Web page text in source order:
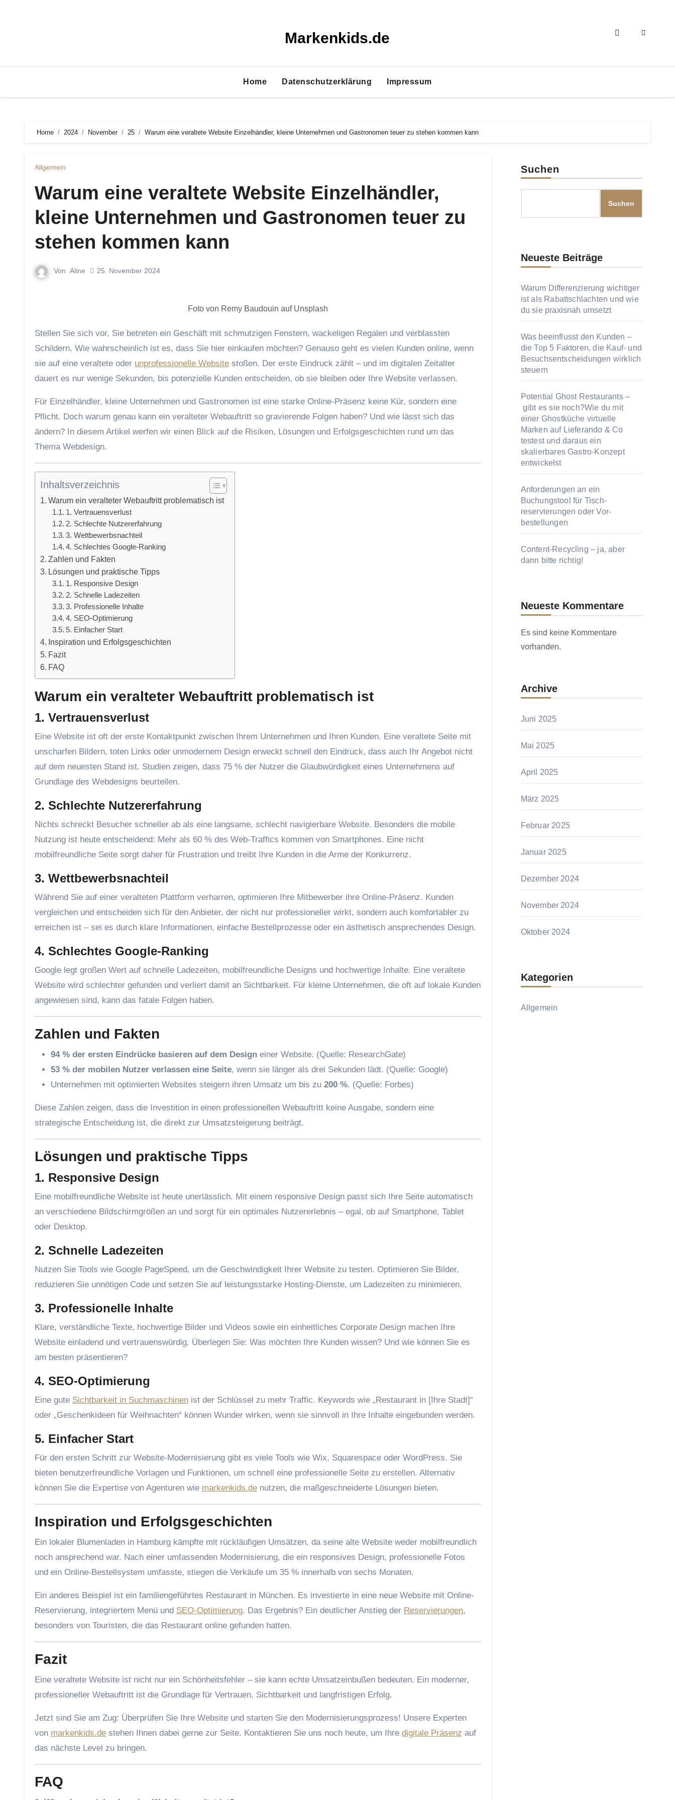
Markenkids.de
Home Datenschutzerklärung Impressum
Home 2024 November 25 Warum eine veraltete Website Einzelhändler, kleine Unternehmen und Gastronomen teuer zu stehen kommen kann
Allgemein
Warum eine veraltete Website Einzelhändler,
kleine Unternehmen und Gastronomen teuer zu
stehen kommen kann
Von Aline 25. November 2024
Foto von Remy Baudouin auf Unsplash
Stellen Sie sich vor, Sie betreten ein Geschäft mit schmutzigen Fenstern, wackeligen Regalen und verblassten
Schildern. Wie wahrscheinlich ist es, dass Sie hier einkaufen möchten? Genauso geht es vielen Kunden online, wenn
sie auf eine veraltete oder unprofessionelle Website stoßen. Der erste Eindruck zählt – und im digitalen Zeitalter
dauert es nur wenige Sekunden, bis potenzielle Kunden entscheiden, ob sie bleiben oder Ihre Website verlassen.
Für Einzelhändler, kleine Unternehmen und Gastronomen ist eine starke Online-Präsenz keine Kür, sondern eine
Pflicht. Doch warum genau kann ein veralteter Webauftritt so gravierende Folgen haben? Und wie lässt sich das
ändern? In diesem Artikel werfen wir einen Blick auf die Risiken, Lösungen und Erfolgsgeschichten rund um das
Thema Webdesign.
Inhaltsverzeichnis
Warum ein veralteter Webauftritt problematisch ist
1. Vertrauensverlust
2. Schlechte Nutzererfahrung
3. Wettbewerbsnachteil
4. Schlechtes Google-Ranking
Zahlen und Fakten
Lösungen und praktische Tipps
1. Responsive Design
2. Schnelle Ladezeiten
3. Professionelle Inhalte
4. SEO-Optimierung
5. Einfacher Start
Inspiration und Erfolgsgeschichten
Fazit
FAQ
Warum ein veralteter Webauftritt problematisch ist
1. Vertrauensverlust
Eine Website ist oft der erste Kontaktpunkt zwischen Ihrem Unternehmen und Ihren Kunden. Eine veraltete Seite mit
unscharfen Bildern, toten Links oder unmodernem Design erweckt schnell den Eindruck, dass auch Ihr Angebot nicht
auf dem neuesten Stand ist. Studien zeigen, dass 75 % der Nutzer die Glaubwürdigkeit eines Unternehmens auf
Grundlage des Webdesigns beurteilen.
2. Schlechte Nutzererfahrung
Nichts schreckt Besucher schneller ab als eine langsame, schlecht navigierbare Website. Besonders die mobile
Nutzung ist heute entscheidend: Mehr als 60 % des Web-Traffics kommen von Smartphones. Eine nicht
mobilfreundliche Seite sorgt daher für Frustration und treibt Ihre Kunden in die Arme der Konkurrenz.
3. Wettbewerbsnachteil
Während Sie auf einer veralteten Plattform verharren, optimieren Ihre Mitbewerber ihre Online-Präsenz. Kunden
vergleichen und entscheiden sich für den Anbieter, der nicht nur professioneller wirkt, sondern auch komfortabler zu
erreichen ist – sei es durch klare Informationen, einfache Bestellprozesse oder ein ästhetisch ansprechendes Design.
4. Schlechtes Google-Ranking
Google legt großen Wert auf schnelle Ladezeiten, mobilfreundliche Designs und hochwertige Inhalte. Eine veraltete
Website wird schlechter gefunden und verliert damit an Sichtbarkeit. Für kleine Unternehmen, die oft auf lokale Kunden
angewiesen sind, kann das fatale Folgen haben.
Zahlen und Fakten
94 % der ersten Eindrücke basieren auf dem Design einer Website. (Quelle: ResearchGate)
53 % der mobilen Nutzer verlassen eine Seite, wenn sie länger als drei Sekunden lädt. (Quelle: Google)
Unternehmen mit optimierten Websites steigern ihren Umsatz um bis zu 200 %. (Quelle: Forbes)
Diese Zahlen zeigen, dass die Investition in einen professionellen Webauftritt keine Ausgabe, sondern eine
strategische Entscheidung ist, die direkt zur Umsatzsteigerung beiträgt.
Lösungen und praktische Tipps
1. Responsive Design
Eine mobilfreundliche Website ist heute unerlässlich. Mit einem responsive Design passt sich Ihre Seite automatisch
an verschiedene Bildschirmgrößen an und sorgt für ein optimales Nutzererlebnis – egal, ob auf Smartphone, Tablet
oder Desktop.
2. Schnelle Ladezeiten
Nutzen Sie Tools wie Google PageSpeed, um die Geschwindigkeit Ihrer Website zu testen. Optimieren Sie Bilder,
reduzieren Sie unnötigen Code und setzen Sie auf leistungsstarke Hosting-Dienste, um Ladezeiten zu minimieren.
3. Professionelle Inhalte
Klare, verständliche Texte, hochwertige Bilder und Videos sowie ein einheitliches Corporate Design machen Ihre
Website einladend und vertrauenswürdig. Überlegen Sie: Was möchten Ihre Kunden wissen? Und wie können Sie es
am besten präsentieren?
4. SEO-Optimierung
Eine gute Sichtbarkeit in Suchmaschinen ist der Schlüssel zu mehr Traffic. Keywords wie „Restaurant in [Ihre Stadt]“
oder „Geschenkideen für Weihnachten“ können Wunder wirken, wenn sie sinnvoll in Ihre Inhalte eingebunden werden.
5. Einfacher Start
Für den ersten Schritt zur Website-Modernisierung gibt es viele Tools wie Wix, Squarespace oder WordPress. Sie
bieten benutzerfreundliche Vorlagen und Funktionen, um schnell eine professionelle Seite zu erstellen. Alternativ
können Sie die Expertise von Agenturen wie markenkids.de nutzen, die maßgeschneiderte Lösungen bieten.
Inspiration und Erfolgsgeschichten
Ein lokaler Blumenladen in Hamburg kämpfte mit rückläufigen Umsätzen, da seine alte Website weder mobilfreundlich
noch ansprechend war. Nach einer umfassenden Modernisierung, die ein responsives Design, professionelle Fotos
und ein Online-Bestellsystem umfasste, stiegen die Verkäufe um 35 % innerhalb von sechs Monaten.
Ein anderes Beispiel ist ein familiengeführtes Restaurant in München. Es investierte in eine neue Website mit Online-
Reservierung, integriertem Menü und SEO-Optimierung. Das Ergebnis? Ein deutlicher Anstieg der Reservierungen,
besonders von Touristen, die das Restaurant online gefunden hatten.
Fazit
Eine veraltete Website ist nicht nur ein Schönheitsfehler – sie kann echte Umsatzeinbußen bedeuten. Ein moderner,
professioneller Webauftritt ist die Grundlage für Vertrauen, Sichtbarkeit und langfristigen Erfolg.
Jetzt sind Sie am Zug: Überprüfen Sie Ihre Website und starten Sie den Modernisierungsprozess! Unsere Experten
von markenkids.de stehen Ihnen dabei gerne zur Seite. Kontaktieren Sie uns noch heute, um Ihre digitale Präsenz auf
das nächste Level zu bringen.
FAQ
Suchen
Suchen
Neueste Beiträge
Warum Differenzierung wichtiger
ist als Rabattschlachten und wie
du sie praxisnah umsetzt
Was beeinflusst den Kunden –
die Top 5 Faktoren, die Kauf‑ und
Besuchsentscheidungen wirklich
steuern
Potential Ghost Restaurants –
gibt es sie noch?Wie du mit
einer Ghostküche virtuelle
Marken auf Lieferando & Co
testest und daraus ein
skalierbares Gastro‑Konzept
entwickelst
Anforderungen an ein
Buchungstool für Tisch­
reservierungen oder Vor­
bestellungen
Content‑Recycling – ja, aber
dann bitte richtig!
Neueste Kommentare
Es sind keine Kommentare
vorhanden.
Archive
Juni 2025
Mai 2025
April 2025
März 2025
Februar 2025
Januar 2025
Dezember 2024
November 2024
Oktober 2024
Kategorien
Allgemein